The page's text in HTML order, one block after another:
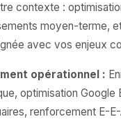
contexte :
moyen-terme,
avec vos enjeux
opérationnel :
optimisation Google
renforcement E-